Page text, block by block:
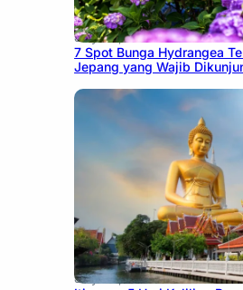
July 23, 2026
7 Spot Bunga Hydrangea
Jepang yang Wajib
July 20, 2026